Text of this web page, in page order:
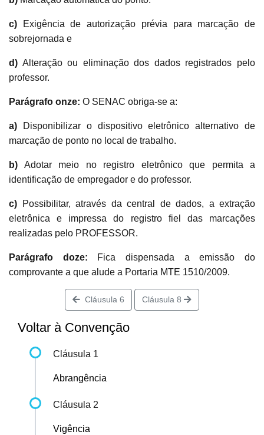
c) Exigência de autorização prévia para marcação de
sobrejornada e
d) Alteração ou eliminação dos dados registrados pelo
professor.
Parágrafo onze: O SENAC obriga-se a:
a)
Disponibilizar o dispositivo eletrônico alternativo de
marcação de ponto no local de trabalho.
b) Adotar meio no registro eletrônico que permita a
identificação de empregador e do professor.
c) Possibilitar, através da central de dados, a extração
eletrônica e impressa do registro fiel das marcações
realizadas pelo PROFESSOR.
Parágrafo doze: Fica dispensada a emissão do
comprovante a que alude a Portaria MTE 1510/2009.
Cláusula 6 Cláusula 8
Voltar à Convenção
Cláusula 1
Abrangência
Cláusula 2
Vigência